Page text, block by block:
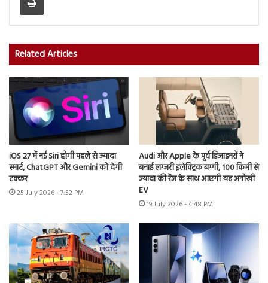
Related Articles
iOS 27 में नई Siri होगी पहले से ज्यादा
स्मार्ट, ChatGPT और Gemini को देगी
टक्कर
25 July 2026 - 7:52 PM
Audi और Apple के पूर्व डिजाइनरों ने
बनाई लग्जरी इलेक्ट्रिक बग्गी, 100 किमी से
ज्यादा की रेंज के साथ आएगी यह अनोखी
EV
19 July 2026 - 4:48 PM